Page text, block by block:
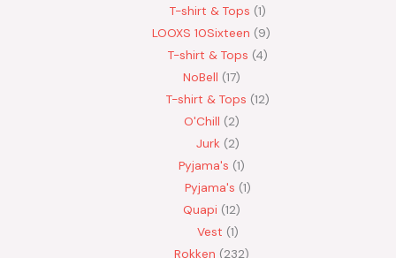
T-shirt & Tops 1
LOOXS 10Sixteen
9
T-shirt & Tops 4
NoBell 17
T-shirt & Tops 12
O'Chill 2
Jurk 2
Pyjama's 1
Pyjama's 1
Quapi 12
Vest 1
Rokken 232